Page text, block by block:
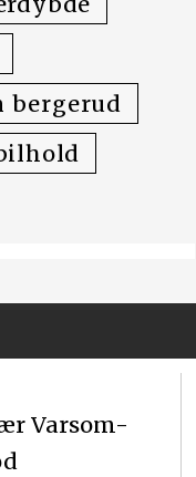
bergerud
Varsom-